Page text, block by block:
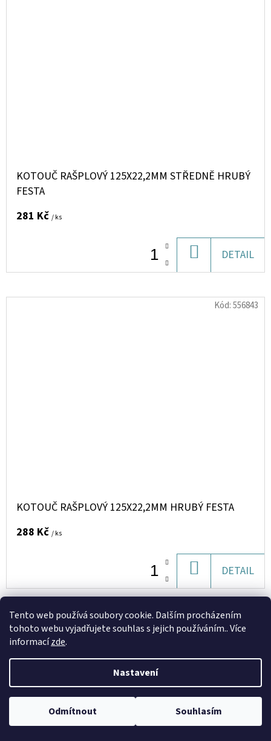
Tento web používá soubory cookie. Dalším procházením
tohoto webu vyjadřujete souhlas s jejich používáním.. Více
informacízde.
Nastavení
Odmítnout Souhlasím
KOTOUČ RAŠPLOVÝ 125X22,2MM STŘEDNĚ HRUBÝ
FESTA
281 Kč / ks
KOŠÍKU
DETAIL
KOTOUČ RAŠPLOVÝ 125X22,2MM HRUBÝ FESTA
288 Kč / ks
KOŠÍKU
DETAIL
Kód:556843
Kód:556840